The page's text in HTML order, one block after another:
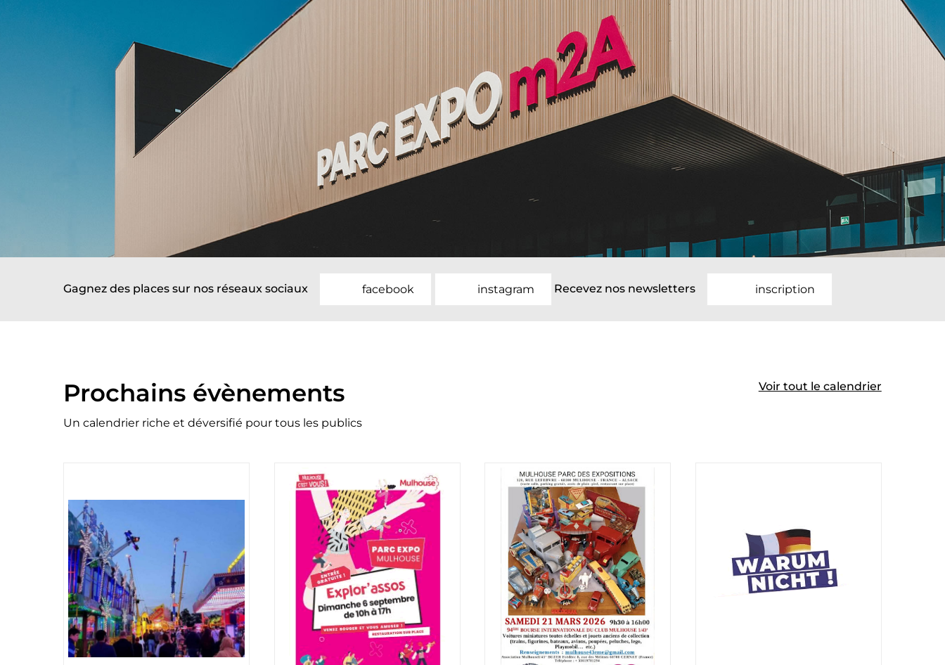
Gagnez des places sur nos réseaux sociaux facebook instagram Recevez nos newsletters inscription
Prochains évènements
Un calendrier riche et déversifié pour tous les publics
Voir tout le calendrier